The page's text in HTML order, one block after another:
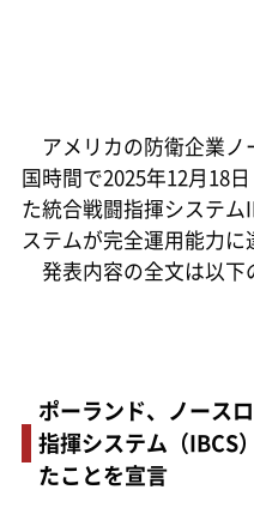
アメリカの防衛企業ノ
国時間で2025年12月18
た統合戦闘指揮システ
ステムが完全運用能力に
発表内容の全文は以下
ポーランド、ノース
指揮システム（IBCS
たことを宣言